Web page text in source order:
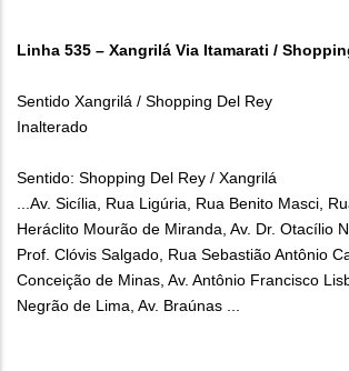
Linha 535 – Xangrilá Via Itamarati /
Sentido Xangrilá / Shopping Del Rey
Inalterado
Sentido: Shopping Del Rey / Xangrilá
...Av. Sicília, Rua Ligúria, Rua Benito Masci,
Heráclito Mourão de Miranda, Av. Dr. Otacílio
Prof. Clóvis Salgado, Rua Sebastião Antônio
Conceição de Minas, Av. Antônio Francisco
Negrão de Lima, Av. Braúnas ...